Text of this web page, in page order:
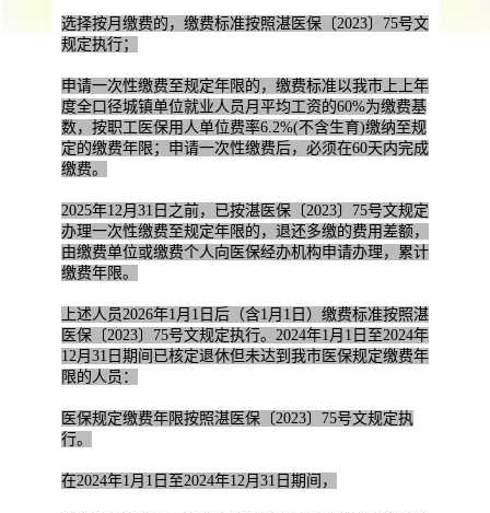
选择按月缴费的，缴费标准按照湛医保〔2023〕75号文
规定执行；
申请一次性缴费至规定年限的，缴费标准以我市上上年
度全口径城镇单位就业人员月平均工资的60%为缴费基
数，按职工医保用人单位费率6.2%(不含生育)缴纳至规
定的缴费年限；申请一次性缴费后，必须在60天内完成
缴费。
2025年12月31日之前，已按湛医保〔2023〕75号文规定
办理一次性缴费至规定年限的，退还多缴的费用差额，
由缴费单位或缴费个人向医保经办机构申请办理，累计
缴费年限。
上述人员2026年1月1日后（含1月1日）缴费标准按照湛
医保〔2023〕75号文规定执行。2024年1月1日至2024年
12月31日期间已核定退休但未达到我市医保规定缴费年
限的人员：
医保规定缴费年限按照湛医保〔2023〕75号文规定执
行。
在2024年1月1日至2024年12月31日期间，